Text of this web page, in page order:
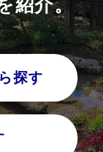
紹介。
探す